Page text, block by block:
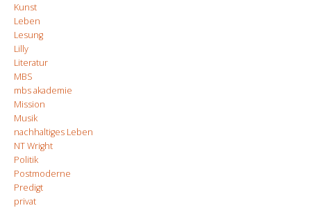
Kunst
Leben
Lesung
Lilly
Literatur
MBS
mbs akademie
Mission
Musik
nachhaltiges Leben
NT Wright
Politik
Postmoderne
Predigt
privat